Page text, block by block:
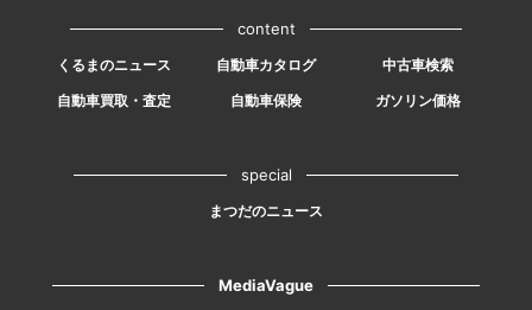
content
くるまのニュース 自動車カタログ
中古車検索
自動車買取・査定
自動車保険 ガソリン価格
special
まつだのニュース
MediaVague